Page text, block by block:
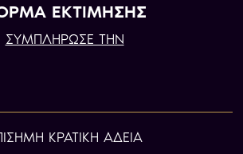
ΕΚΤΙΜΗΣΗΣ
ΣΥΜΠΛΗΡΩΣΕ ΤΗΝ
ΚΡΑΤΙΚΗ ΑΔΕΙΑ